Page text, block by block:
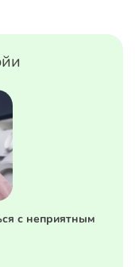
с неприятным